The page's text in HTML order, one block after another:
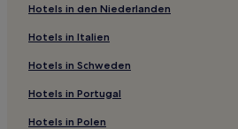
Golf in Tennessee
Hotels mit Pool in Central Tennessee
Hotels mit Parkplatz in Central
Familien in Tiftonia
Hotels mit Fitnessbereich in Nashville
Hotels in den Niederlanden
Hotels in Italien
Hotels in Schweden
Hotels in Portugal
Hotels in Polen